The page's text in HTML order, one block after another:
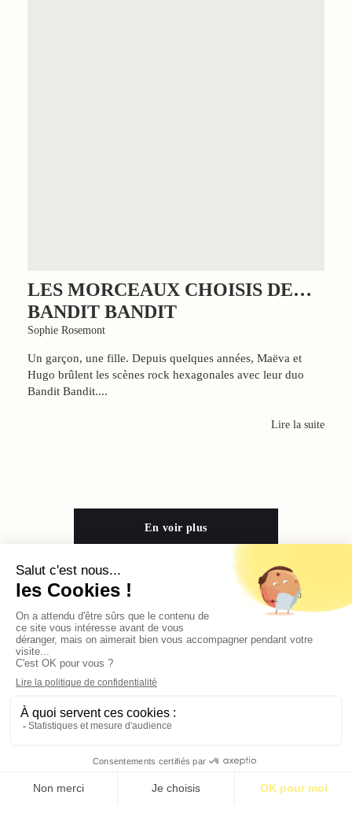
LES MORCEAUX CHOISIS DE…
BANDIT BANDIT
Sophie Rosemont
Un garçon, une fille. Depuis quelques années, Maëva et
Hugo brûlent les scènes rock hexagonales avec leur duo
Bandit Bandit....
Lire la suite
En voir plus
Contact Qui sommes-nous ?
2026 © BASTILLE MEDIA |Mentions légales |Politique de confidentialité
S’abonner pour 1€ S’abonner